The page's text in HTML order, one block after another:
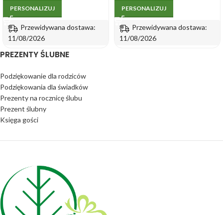
PERSONALIZUJ
Przewidywana dostawa:
11/08/2026
PERSONALIZUJ
Przewidywana dostawa:
11/08/2026
PREZENTY ŚLUBNE
Podziękowanie dla rodziców
Podziękowania dla świadków
Prezenty na rocznicę ślubu
Prezent ślubny
Księga gości